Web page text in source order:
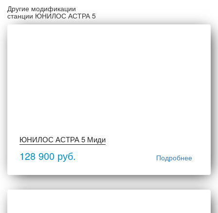
Другие модификации
станции ЮНИЛОС АСТРА 5
ЮНИЛОС АСТРА 5 Миди
Подробнее
128 900 руб.